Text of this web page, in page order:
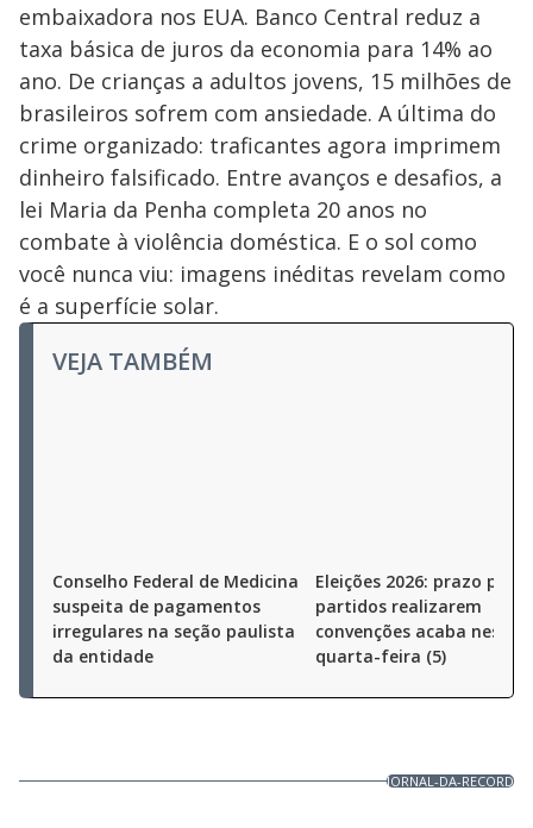
embaixadora nos EUA. Banco Central reduz a
taxa básica de juros da economia para 14% ao
ano. De crianças a adultos jovens, 15 milhões de
brasileiros sofrem com ansiedade. A última do
crime organizado: traficantes agora imprimem
dinheiro falsificado. Entre avanços e desafios, a
lei Maria da Penha completa 20 anos no
combate à violência doméstica. E o sol como
você nunca viu: imagens inéditas revelam como
é a superfície solar.
VEJA TAMBÉM
Conselho Federal de Medicina
suspeita de pagamentos
irregulares na seção paulista
da entidade
Eleições 2026: prazo para
partidos realizarem
convenções acaba nesta
quarta-feira (5)
JORNAL-DA-RECORD